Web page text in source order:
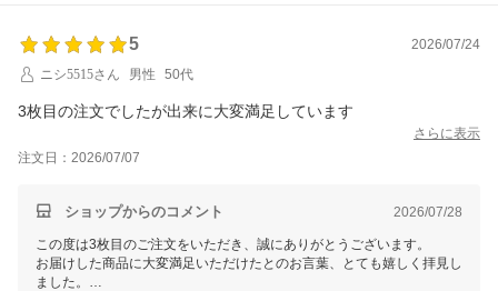
5
2026/07/24
ニシ5515さん
男性 50代
3枚目の注文でしたが出来に大変満足しています
さらに表示
注文日：2026/07/07
ショップからのコメント 2026/07/28
この度は3枚目のご注文をいただき、誠にありがとうございます。
お届けした商品に大変満足いただけたとのお言葉、とても嬉しく拝見し
ました。